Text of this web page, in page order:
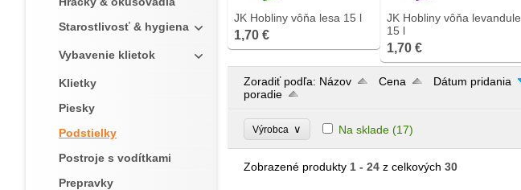
Starostlivosť & hygiena
Vybavenie klietok
Klietky
Piesky
Podstielky
Postroje s vodítkami
Prepravky
JK Hobliny vôňa lesa 15 l
1,70 €
JK Hobliny vôňa levandule
15 l
1,70 €
Zoradiť podľa: Názov Cena Dátum pridania
poradie
Výrobca ∨ Na sklade (17)
Zobrazené produkty 1 - 24z celkových 30